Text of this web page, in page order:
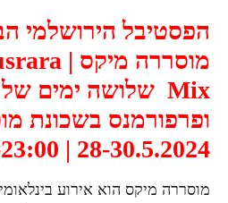
הפסטיבל הירושלמי
מוסררה מיקס |
Mix שלושה ימים של
ופרפורמנס בשכונת
28-30.5.2024 | 19:30-23:00
מוסררה מיקס הוא אירוע